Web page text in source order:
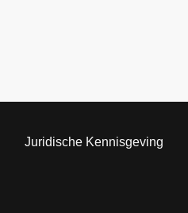
Juridische Kennisgeving